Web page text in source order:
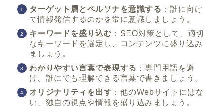
ターゲット層とペルソナを意識する ：誰に向け
て情報発信するのかを常に意識しましょう。
キーワードを盛り込む ：SEO対策として、適切
なキーワードを選定し、コンテンツに盛り込み
ましょう。
わかりやすい言葉で表現する ：専門用語を避
け、誰にでも理解できる言葉で書きましょう。
オリジナリティを出す ：他のWebサイトにはな
い、独自の視点や情報を盛り込みましょう。